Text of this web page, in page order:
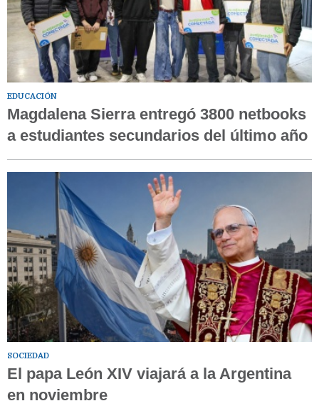
EDUCACIÓN
Magdalena Sierra entregó 3800 netbooks
a estudiantes secundarios del último año
SOCIEDAD
El papa León XIV viajará a la Argentina
en noviembre